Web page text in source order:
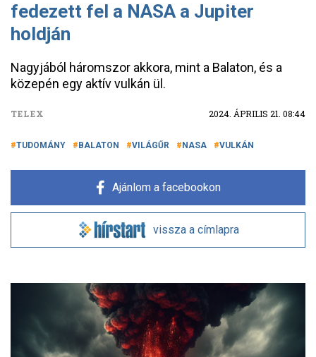
fedezett fel a NASA a Jupiter
holdján
Nagyjából háromszor akkora, mint a Balaton, és a
közepén egy aktív vulkán ül.
TELEX 2024. ÁPRILIS 21. 08:44
TUDOMÁNY BALATON VILÁGŰR NASA VULKÁN
Ajánlom a facebookon
vissza a címlapra